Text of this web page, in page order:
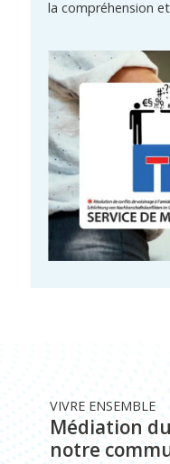
la compréhension
Médiation
notre
VIVRE ENSEMBLE